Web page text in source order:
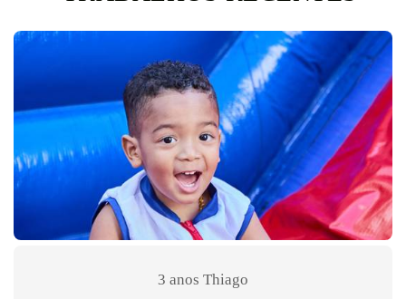
3 anos Thiago